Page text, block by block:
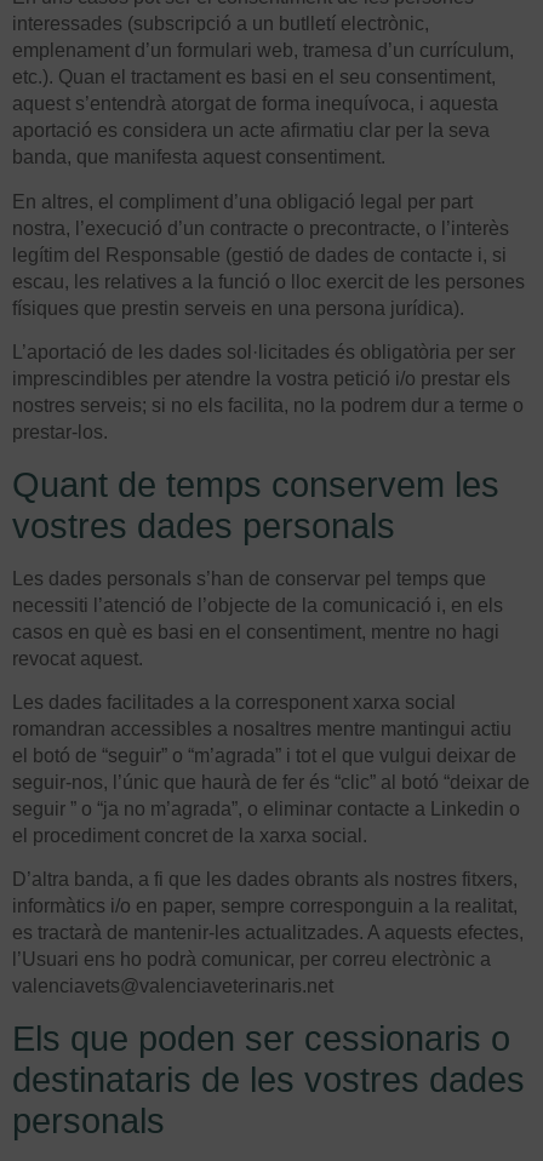
interessades (subscripció a un butlletí electrònic,
emplenament d’un formulari web, tramesa d’un currículum,
etc.). Quan el tractament es basi en el seu consentiment,
aquest s’entendrà atorgat de forma inequívoca, i aquesta
aportació es considera un acte afirmatiu clar per la seva
banda, que manifesta aquest consentiment.
En altres, el compliment d’una obligació legal per part
nostra, l’execució d’un contracte o precontracte, o l’interès
legítim del Responsable (gestió de dades de contacte i, si
escau, les relatives a la funció o lloc exercit de les persones
físiques que prestin serveis en una persona jurídica).
L’aportació de les dades sol·licitades és obligatòria per ser
imprescindibles per atendre la vostra petició i/o prestar els
nostres serveis; si no els facilita, no la podrem dur a terme o
prestar-los.
Quant de temps conservem les
vostres dades personals
Les dades personals s’han de conservar pel temps que
necessiti l’atenció de l’objecte de la comunicació i, en els
casos en què es basi en el consentiment, mentre no hagi
revocat aquest.
Les dades facilitades a la corresponent xarxa social
romandran accessibles a nosaltres mentre mantingui actiu
el botó de “seguir” o “m’agrada” i tot el que vulgui deixar de
seguir-nos, l’únic que haurà de fer és “clic” al botó “deixar de
seguir ” o “ja no m’agrada”, o eliminar contacte a Linkedin o
el procediment concret de la xarxa social.
D’altra banda, a fi que les dades obrants als nostres fitxers,
informàtics i/o en paper, sempre corresponguin a la realitat,
es tractarà de mantenir-les actualitzades. A aquests efectes,
l’Usuari ens ho podrà comunicar, per correu electrònic a
valenciavets@valenciaveterinaris.net
Els que poden ser cessionaris o
destinataris de les vostres dades
personals